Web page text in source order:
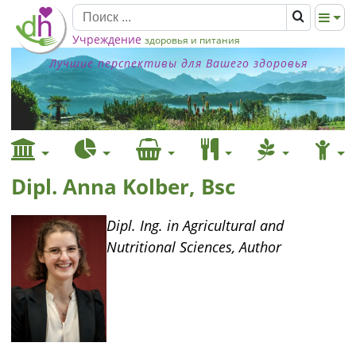
Учреждение здоровья и питания
Лучшие перспективы для Вашего здоровья
Dipl. Anna Kolber, Bsc
Dipl. Ing. in Agricultural and
Nutritional Sciences, Author